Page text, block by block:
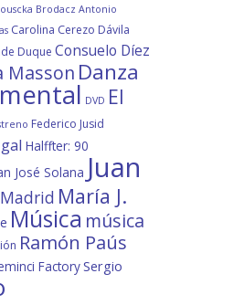
Brodacz Antonio
Carolina Cerezo Dávila
Duque Consuelo Díez
Masson Danza
DVD El
Federico Jusid
Halffter: 90
José Solana Juan
Madrid María J.
Música música
Ramón Paús
FactorySergio